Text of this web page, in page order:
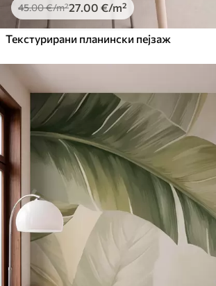
45.00€/m²27.00 €/m²
Текстурирани планински пејзаж